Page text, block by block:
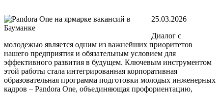
25.03.2026
Диалог с
молодежью является одним из важнейших приоритетов
нашего предприятия и обязательным условием для
эффективного развития в будущем. Ключевым инструментом
этой работы стала интегрированная корпоративная
образовательная программа подготовки молодых инженерных
кадров – Pandora One, объединяющая профориентацию,